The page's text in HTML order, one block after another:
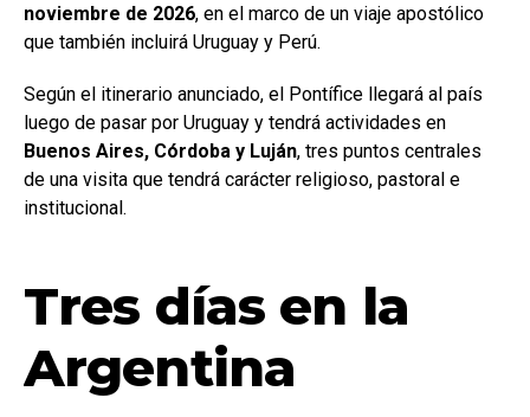
noviembre de 2026, en el marco de un viaje apostólico
que también incluirá Uruguay y Perú.
Según el itinerario anunciado, el Pontífice llegará al país
luego de pasar por Uruguay y tendrá actividades en
Buenos Aires, Córdoba y Luján, tres puntos centrales
de una visita que tendrá carácter religioso, pastoral e
institucional.
Tres días en la
Argentina